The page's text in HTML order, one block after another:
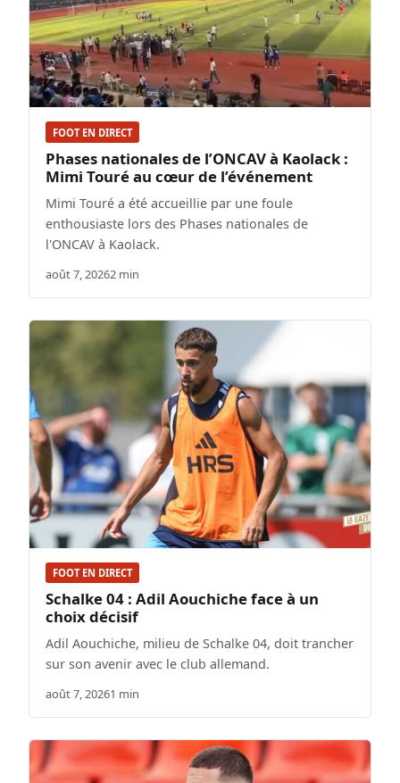
FOOT EN DIRECT
Phases nationales de l’ONCAV à Kaolack :
Mimi Touré au cœur de l’événement
Mimi Touré a été accueillie par une foule
enthousiaste lors des Phases nationales de
l'ONCAV à Kaolack.
août 7, 20262 min
FOOT EN DIRECT
Schalke 04 : Adil Aouchiche face à un
choix décisif
Adil Aouchiche, milieu de Schalke 04, doit trancher
sur son avenir avec le club allemand.
août 7, 20261 min